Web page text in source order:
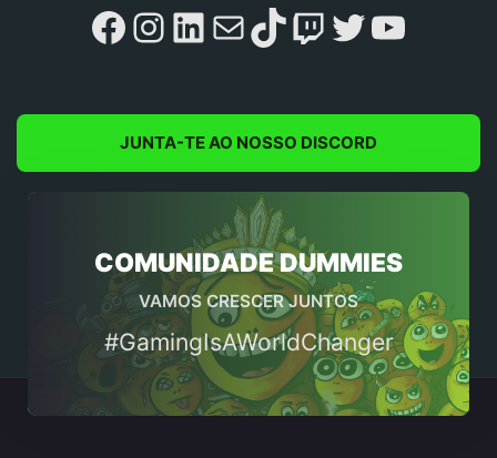
Facebook
Instagram
LinkedIn
MailTikTok
Twitch
Twitter
JUNTA-TE AO NOSSO DISCORD
COMUNIDADE DUMMIES
VAMOS CRESCER JUNTOS
#GamingIsAWorldChanger